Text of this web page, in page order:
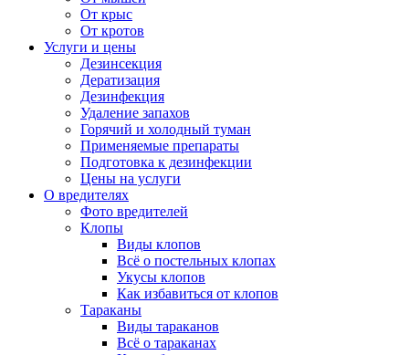
От крыс
От кротов
Услуги и цены
Дезинсекция
Дератизация
Дезинфекция
Удаление запахов
Горячий и холодный туман
Применяемые препараты
Подготовка к дезинфекции
Цены на услуги
О вредителях
Фото вредителей
Клопы
Виды клопов
Всё о постельных клопах
Укусы клопов
Как избавиться от клопов
Тараканы
Виды тараканов
Всё о тараканах